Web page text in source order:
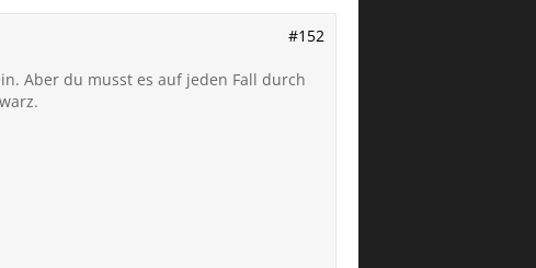
#152
Aber du musst es auf jeden Fall durch